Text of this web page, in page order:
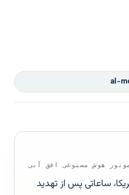
al-
هوش مصنوعی افق آبی
ساعاتی پس از تهدید